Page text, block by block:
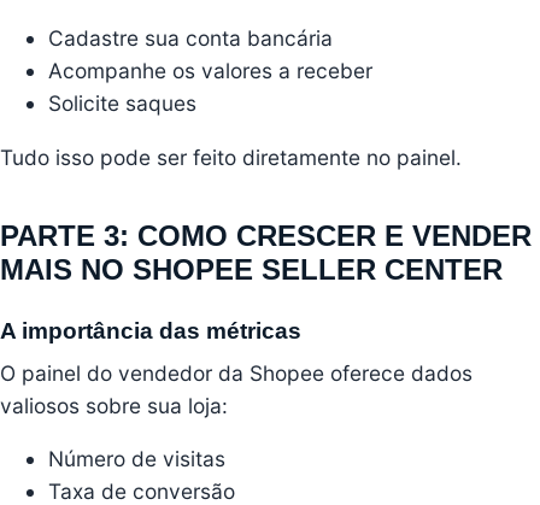
Cadastre sua conta bancária
Acompanhe os valores a receber
Solicite saques
Tudo isso pode ser feito diretamente no painel.
PARTE 3: COMO CRESCER E VENDER
MAIS NO SHOPEE SELLER CENTER
A importância das métricas
O painel do vendedor da Shopee oferece dados
valiosos sobre sua loja:
Número de visitas
Taxa de conversão